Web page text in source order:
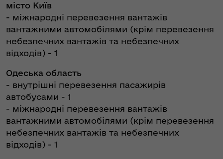
місто Київ
- міжнародні перевезення вантажів
вантажними автомобілями (крім перевезення
небезпечних вантажів та небезпечних
відходів) - 1
Одеська область
- внутрішні перевезення пасажирів
автобусами - 1
- міжнародні перевезення вантажів
вантажними автомобілями (крім перевезення
небезпечних вантажів та небезпечних
відходів) - 1